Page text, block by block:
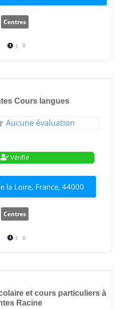
Centres
:
Cours langues
Aucune évaluation
Vérifié
la Loire, France, 44000
Centres
:
et cours particuliers à
Racine